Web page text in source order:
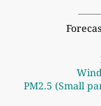
Wind
PM2.5 (Small